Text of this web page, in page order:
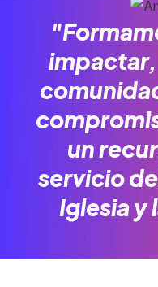
un
servicio
Iglesia y